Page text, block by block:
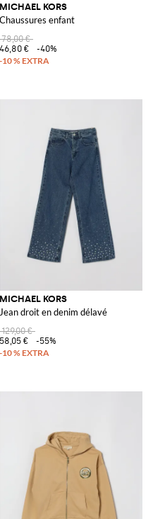
MICHAEL KORS
Chaussures enfant
78,00 €
46,80 €
-40%
MICHAEL KORS
Jean droit en denim délavé
129,00 €
58,05 €
-55%